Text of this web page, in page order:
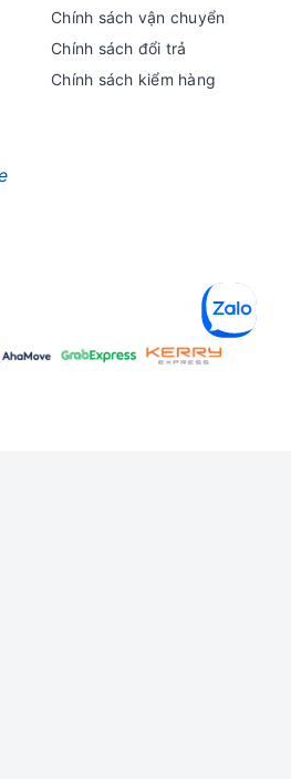
Chính sách vận chuyển
Chính sách đổi trả
Chính sách kiểm hàng